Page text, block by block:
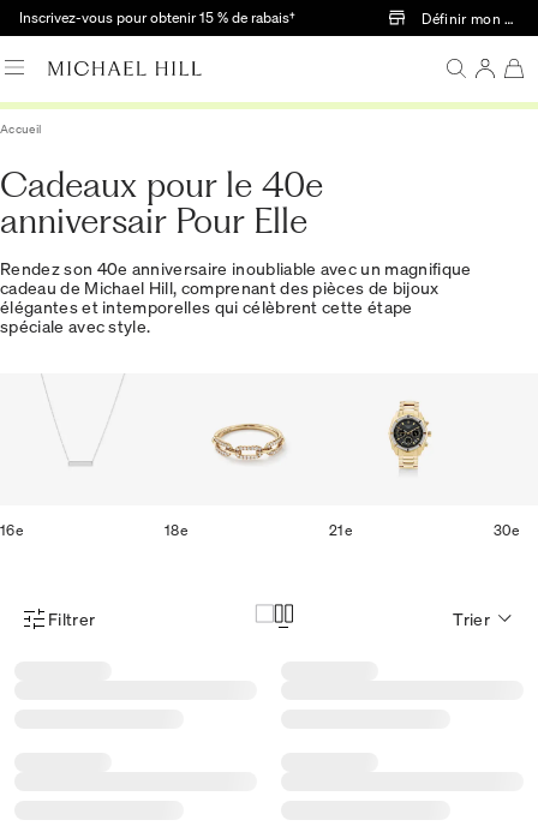
Passer au contenu principal
Inscrivez-vous pour obtenir 15 % de rabais† Définir mon
Accueil
Cadeaux pour le 40e
anniversair Pour Elle
Rendez son 40e anniversaire inoubliable avec un magnifique
cadeau de Michael Hill, comprenant des pièces de bijoux
élégantes et intemporelles qui célèbrent cette étape
spéciale avec style.
16e 18e 21e 30e
Menu des filtres d'articles
Filtrer Trier